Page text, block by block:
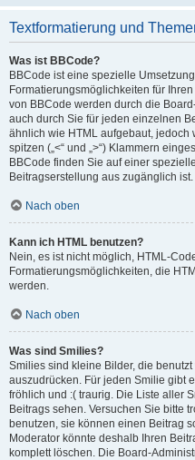
Textformatierung und
Was ist BBCode?
BBCode ist eine spezielle
Formatierungsmöglichkeiten für
von BBCode werden durch die
auch durch Sie für jeden einzelnen
ähnlich wie HTML aufgebaut, jedoch
spitzen („<“ und „>“) Klammern
BBCode finden Sie auf einer
Beitragserstellung aus zugänglich ist.
Nach oben
Kann ich HTML benutzen?
Nein, es ist nicht möglich, HTML-
Formatierungsmöglichkeiten, die
werden.
Nach oben
Was sind Smilies?
Smilies sind kleine Bilder, die
auszudrücken. Für jeden Smilie gibt
fröhlich und :( traurig. Die Liste aller
Beitrags sehen. Versuchen Sie bitte
benutzen, sie können einen Beitrag
Moderator könnte deshalb Ihren
komplett löschen. Die Board-